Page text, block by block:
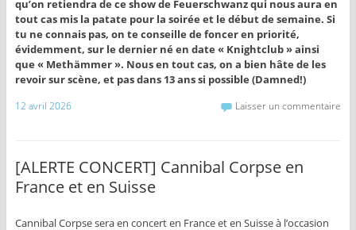
qu’on retiendra de ce show de Feuerschwanz qui nous aura en
tout cas mis la patate pour la soirée et le début de semaine. Si
tu ne connais pas, on te conseille de foncer en priorité,
évidemment, sur le dernier né en date « Knightclub » ainsi
que « Methämmer ». Nous en tout cas, on a bien hâte de les
revoir sur scène, et pas dans 13 ans si possible (Damned!)
12 avril 2026 Laisser un commentaire
[ALERTE CONCERT] Cannibal Corpse en
France et en Suisse
Cannibal Corpse sera en concert en France et en Suisse à l’occasion